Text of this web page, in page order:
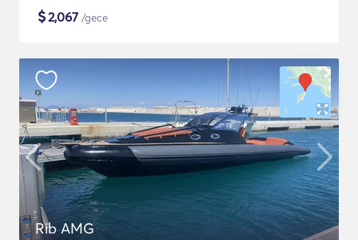
$2,067 /gece
Rib AMG